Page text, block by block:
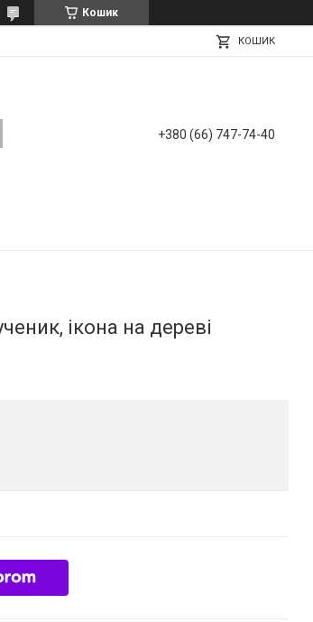
Кошик
КОШИК
+380 (66) 747-74-40
ікона на дереві